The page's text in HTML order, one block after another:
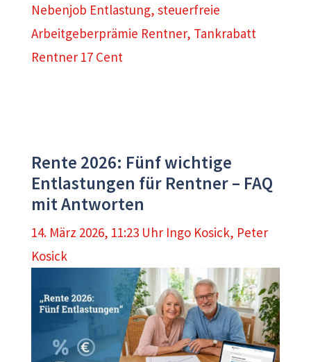
Nebenjob Entlastung, steuerfreie
Arbeitgeberprämie Rentner, Tankrabatt
Rentner 17 Cent
Rente 2026: Fünf wichtige
Entlastungen für Rentner – FAQ
mit Antworten
14. März 2026, 11:23 Uhr Ingo Kosick, Peter
Kosick